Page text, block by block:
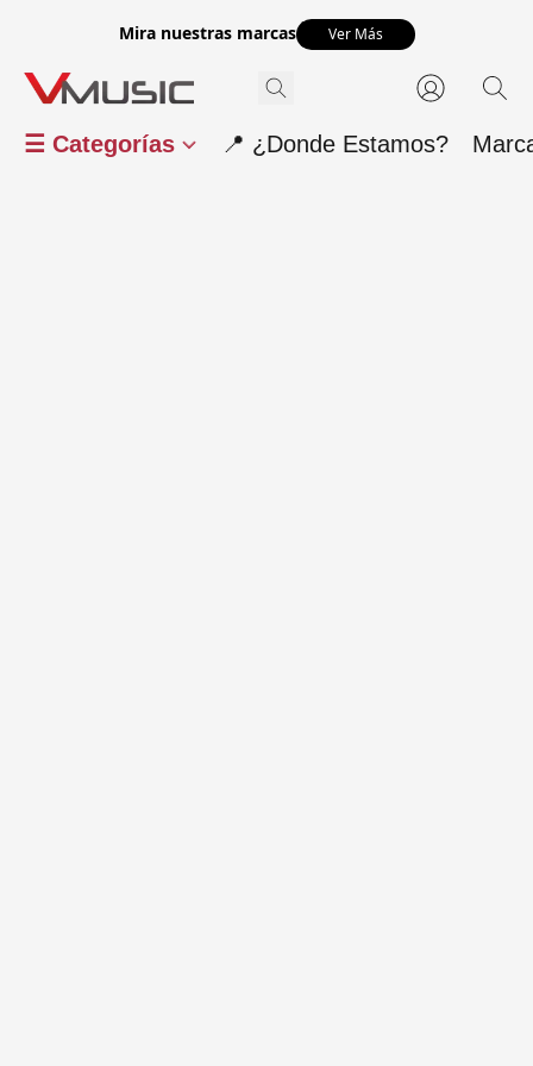
Mira nuestras marcas Ver Más
☰ Categorías 📍 ¿Donde Estamos?